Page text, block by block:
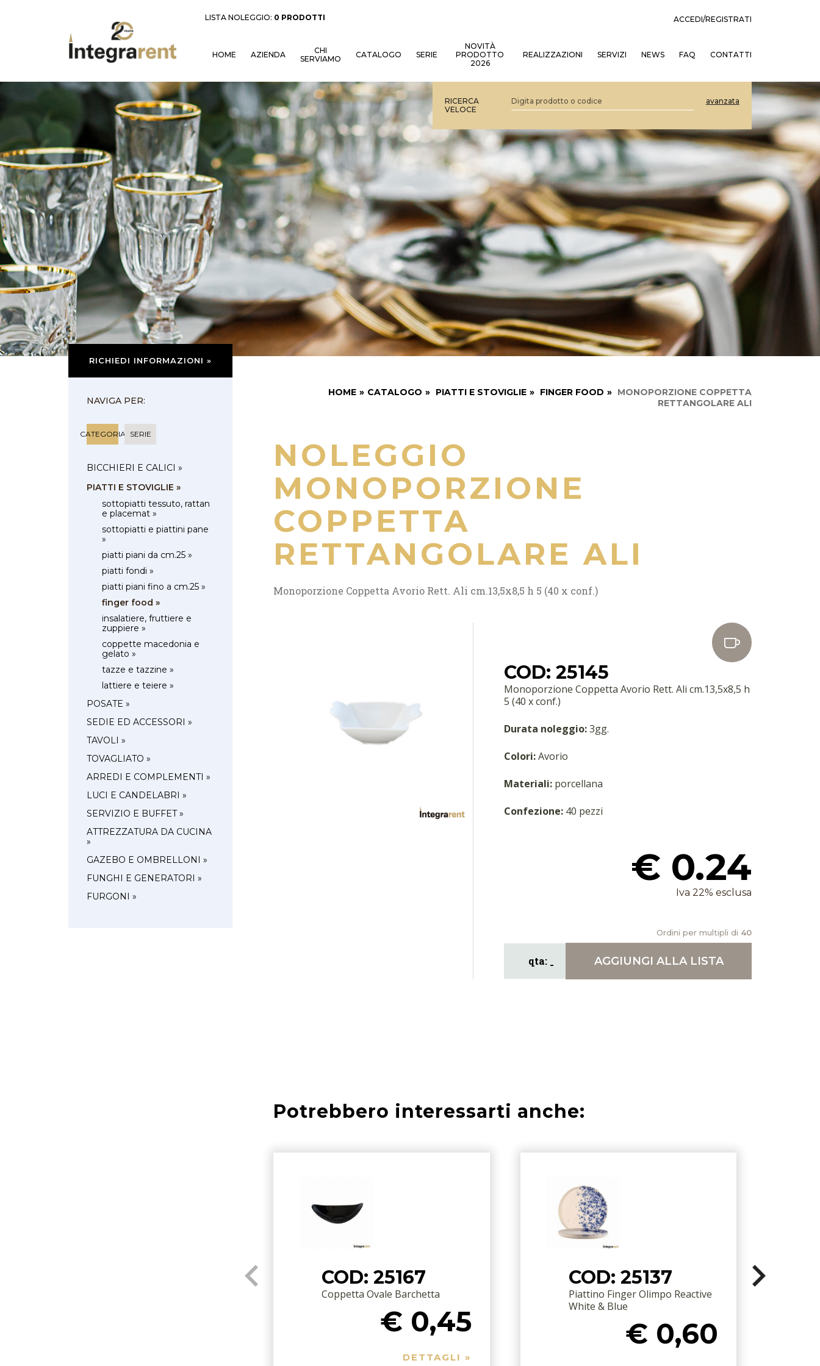
LISTA NOLEGGIO: 0 PRODOTTI ACCEDI/REGISTRATI
HOME AZIENDA
CHI
SERVIAMO
CATALOGO SERIE
NOVITÀ
PRODOTTO
2026
REALIZZAZIONI SERVIZI NEWS FAQ CONTATTI
RICERCA
VELOCE
avanzata
RICHIEDI INFORMAZIONI »
NAVIGA PER:
CATEGORIA SERIE
BICCHIERI E CALICI »
PIATTI E STOVIGLIE »
sottopiatti tessuto, rattan
e placemat »
sottopiatti e piattini pane
»
piatti piani da cm.25 »
piatti fondi »
piatti piani fino a cm.25 »
finger food »
insalatiere, fruttiere e
zuppiere »
coppette macedonia e
gelato »
tazze e tazzine »
lattiere e teiere »
POSATE »
SEDIE ED ACCESSORI »
TAVOLI »
TOVAGLIATO »
ARREDI E COMPLEMENTI »
LUCI E CANDELABRI »
SERVIZIO E BUFFET »
ATTREZZATURA DA CUCINA
»
GAZEBO E OMBRELLONI »
FUNGHI E GENERATORI »
FURGONI »
HOME » CATALOGO » PIATTI E STOVIGLIE » FINGER FOOD » MONOPORZIONE COPPETTA
RETTANGOLARE ALI
NOLEGGIO
MONOPORZIONE
COPPETTA
RETTANGOLARE ALI
Monoporzione Coppetta Avorio Rett. Ali cm.13,5x8,5 h 5 (40 x conf.)
COD: 25145
Monoporzione Coppetta Avorio Rett. Ali cm.13,5x8,5 h
5 (40 x conf.)
Durata noleggio:3gg.
Colori:Avorio
Materiali:porcellana
Confezione:40 pezzi
€ 0.24
Iva 22% esclusa
Ordini per multipli di 40
AGGIUNGI ALLA LISTA
Potrebbero interessarti anche:
COD: 25167
Coppetta Ovale Barchetta
€ 0,45
DETTAGLI »
COD: 25137
Piattino Finger Olimpo Reactive
White & Blue
€ 0,60